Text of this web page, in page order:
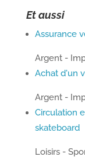
Et aussi
Assurance
Argent -
Achat d'un
Argent -
Circulation
skateboard
Loisirs -